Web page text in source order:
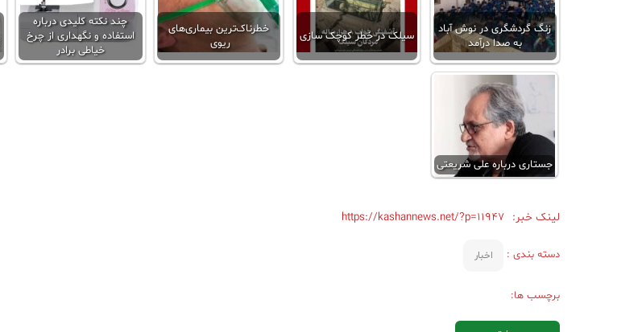
زنگ گردشگری در نوش آباد
به صدا درآمد
سیلک در خطر کوچک‌ سازی
خطرناک‌ترین بیماری‌های
ریوی
چند نکته کلیدی درباره
استفاده و نگهداری از چرخ
خیاطی برادر
جستاری درباره علی شریعتی
لینک خبر: https://kashannews.net/?p=11947
دسته بندی : اخبار
برچسب ها: